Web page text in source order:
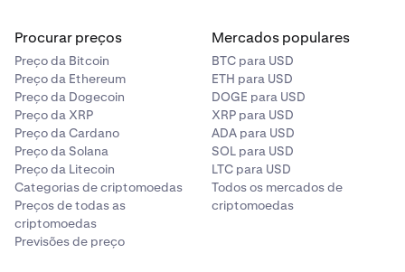
Procurar preços
Preço da Bitcoin
Preço da Ethereum
Preço da Dogecoin
Preço da XRP
Preço da Cardano
Preço da Solana
Preço da Litecoin
Categorias de criptomoedas
Preços de todas as
criptomoedas
Previsões de preço
Mercados populares
BTC para USD
ETH para USD
DOGE para USD
XRP para USD
ADA para USD
SOL para USD
LTC para USD
Todos os mercados de
criptomoedas